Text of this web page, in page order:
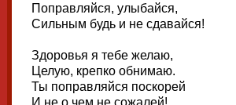
Поправляйся, улыбайся,
Сильным будь и не сдавайся!
Здоровья я тебе желаю,
Целую, крепко обнимаю.
Ты поправляйся поскорей
И не о чем не сожалей!